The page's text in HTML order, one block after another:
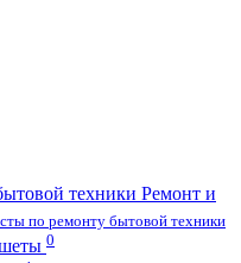
Ремонт и
по ремонту бытовой техники
0